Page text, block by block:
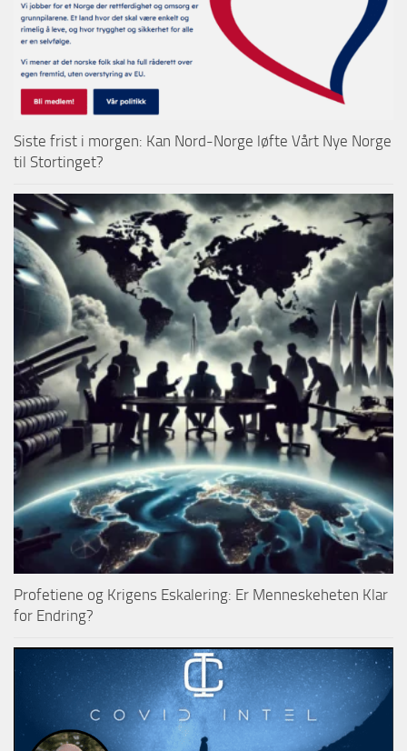
Siste frist i morgen: Kan Nord-Norge løfte Vårt Nye Norge
til Stortinget?
Profetiene og Krigens Eskalering: Er Menneskeheten Klar
for Endring?